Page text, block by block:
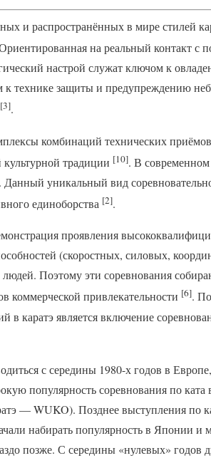
и распространённых в мире стилей
на реальный контакт с
настрой служат ключом к
технике защиты и предупреждению
[3].
комбинаций технических
культурной традиции [10]. В
уникальный вид
единоборства [2].
проявления
(скоростных, силовых,
Поэтому эти соревнования
коммерческой привлекательности [6].
каратэ является включение
с середины 1980-х годов в
популярность соревнования по ката
— WUKO). Позднее выступления по
набирать популярность в Японии и
позже. С середины «нулевых» годов